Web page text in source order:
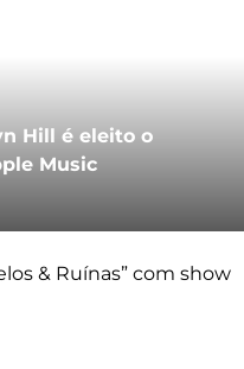
Hill é eleito o
Music